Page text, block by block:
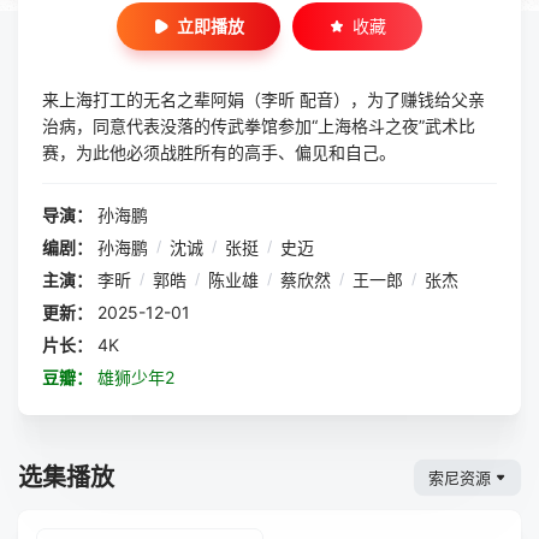
立即播放 收藏
来上海打工的无名之辈阿娟（李昕 配音），为了赚钱给父亲
治病，同意代表没落的传武拳馆参加“上海格斗之夜”武术比
赛，为此他必须战胜所有的高手、偏见和自己。
导演：
孙海鹏
编剧：
孙海鹏 / 沈诚 / 张挺 / 史迈
主演：
李昕 / 郭皓 / 陈业雄 / 蔡欣然 / 王一郎 / 张杰
更新：
2025-12-01
片长：
4K
豆瓣：
雄狮少年2
选集播放 索尼资源